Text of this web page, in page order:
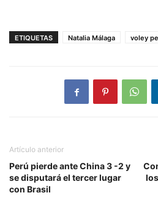
ETIQUETAS Natalia Málaga voley
Artículo anterior
Perú pierde ante China 3 -2 y
se disputará el tercer lugar
con Brasil